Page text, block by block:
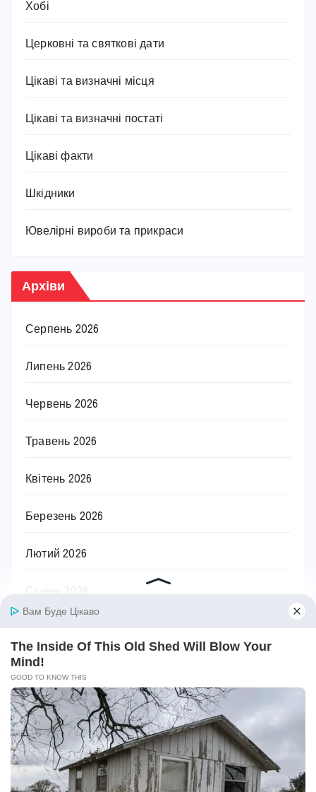
Хобі
Церковні та святкові дати
Цікаві та визначні місця
Цікаві та визначні постаті
Цікаві факти
Шкідники
Ювелірні вироби та прикраси
Архіви
Серпень 2026
Липень 2026
Червень 2026
Травень 2026
Квітень 2026
Березень 2026
Лютий 2026
Листопад 2025
Жовтень 2025
Вересень 2025
Серпень 2025